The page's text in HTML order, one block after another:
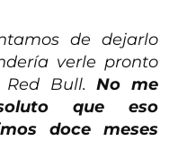
de dejarlo
verle pronto
Red Bull.No me
que eso
doce meses